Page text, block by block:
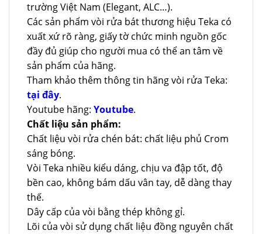
trường Việt Nam (Elegant, ALC…).
Các sản phẩm vòi rửa bát thương hiệu Teka có
xuất xứ rõ ràng, giấy tờ chức minh nguồn gốc
đầy đủ giúp cho người mua có thể an tâm về
sản phẩm của hãng.
Tham khảo thêm thông tin hãng vòi rửa Teka:
tại đây.
Youtube hãng: Youtube.
Chất liệu sản phẩm:
Chất liệu vòi rửa chén bát: chất liệu phủ Crom
sáng bóng.
Vòi Teka nhiều kiểu dáng, chịu va đập tốt, độ
bền cao, không bám dấu vân tay, dễ dàng thay
thế.
Dây cấp của vòi bằng thép không gỉ.
Lõi của vòi sử dụng chất liệu đồng nguyên chất